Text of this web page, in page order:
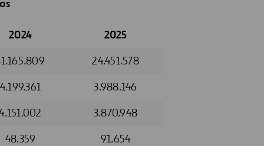
2024
2025
24.451.578
4.199.361
3.988.146
3.870.948
48.359
91.654